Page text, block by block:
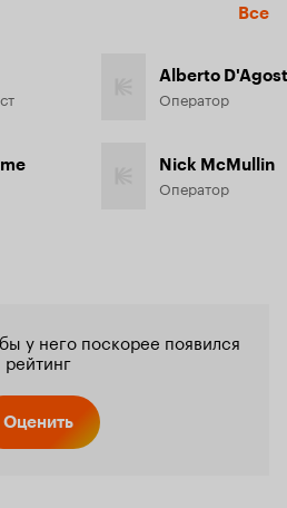
Все
Alberto
Оператор
Nick McMullin
Оператор
у него поскорее появился
рейтинг
Оценить